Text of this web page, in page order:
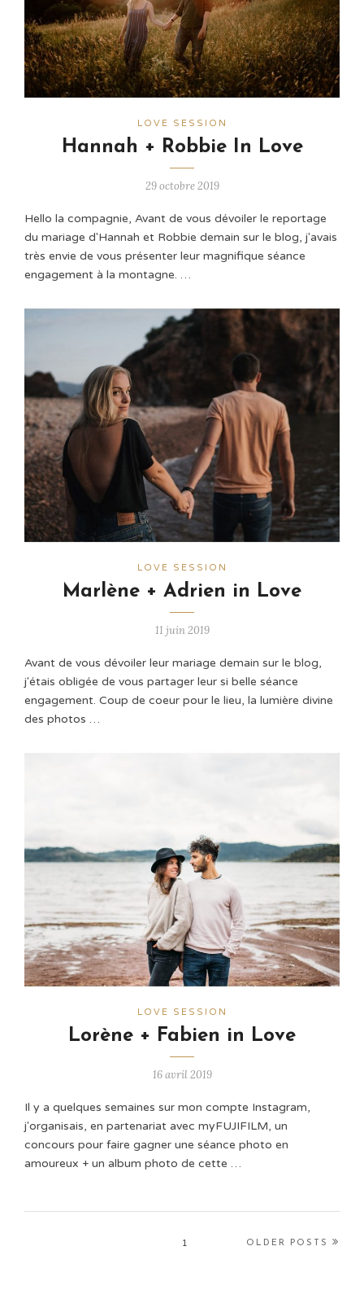
LOVE SESSION
Hannah + Robbie In Love
29 octobre 2019
Hello la compagnie, Avant de vous dévoiler le reportage
du mariage d'Hannah et Robbie demain sur le blog, j'avais
très envie de vous présenter leur magnifique séance
engagement à la montagne. …
LOVE SESSION
Marlène + Adrien in Love
11 juin 2019
Avant de vous dévoiler leur mariage demain sur le blog,
j'étais obligée de vous partager leur si belle séance
engagement. Coup de coeur pour le lieu, la lumière divine
des photos …
LOVE SESSION
Lorène + Fabien in Love
16 avril 2019
Il y a quelques semaines sur mon compte Instagram,
j'organisais, en partenariat avec myFUJIFILM, un
concours pour faire gagner une séance photo en
amoureux + un album photo de cette …
1 OLDER POSTS